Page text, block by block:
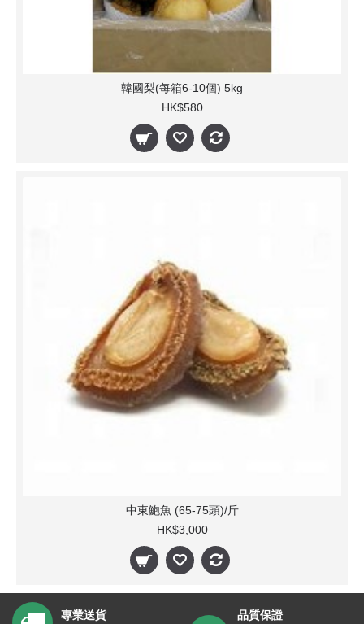
韓國梨(每箱6-10個) 5kg
HK$580
中東鮑魚 (65-75頭)/斤
HK$3,000
專業送貨 品質保證